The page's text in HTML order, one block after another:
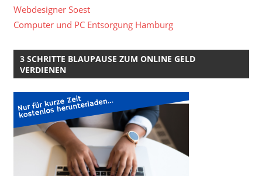
Webdesigner Soest
Computer und PC Entsorgung Hamburg
3 SCHRITTE BLAUPAUSE ZUM ONLINE GELD
VERDIENEN